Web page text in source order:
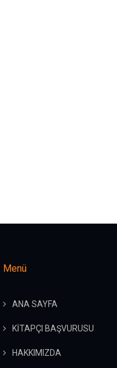
Menü
ANA SAYFA
KİTAPÇI BAŞVURUSU
HAKKIMIZDA